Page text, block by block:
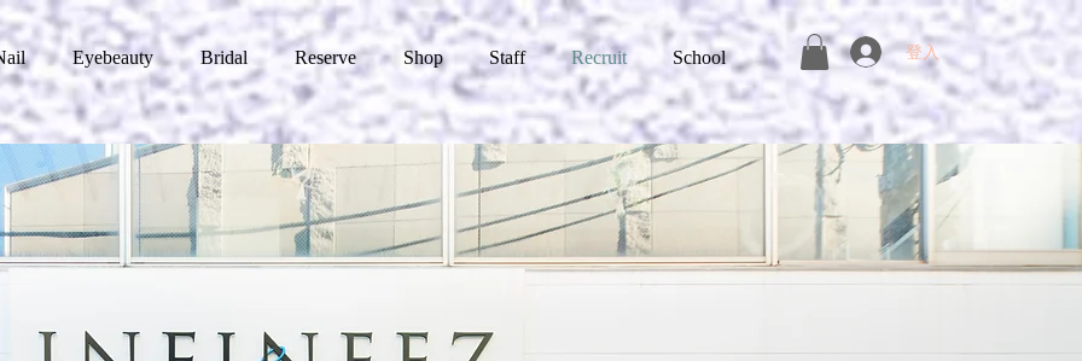
Eyebeauty Bridal Reserve Shop Staff Recruit School 登入